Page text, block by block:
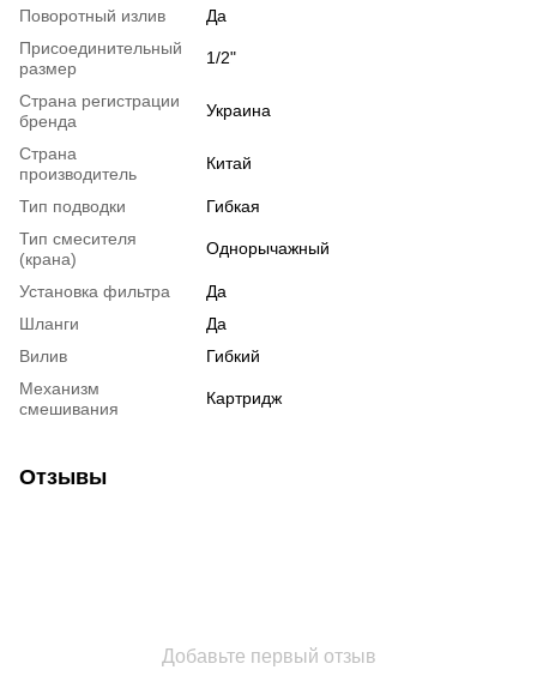
Поворотный излив
Да
Присоединительный
размер
1/2"
Страна регистрации
бренда
Украина
Страна
производитель
Китай
Тип подводки
Гибкая
Тип смесителя
(крана)
Однорычажный
Установка фильтра
Да
Шланги
Да
Вилив
Гибкий
Механизм
смешивания
Картридж
Отзывы
Добавьте первый отзыв